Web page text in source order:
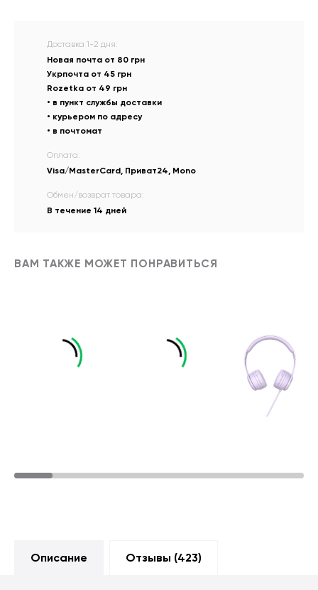
Доставка 1-2 дня:
Новая почта от 80 грн
Укрпочта от 45 грн
Rozetka от 49 грн
• в пункт службы доставки
• курьером по адресу
• в почтомат
Оплата:
Visa/MasterCard, Приват24, Mono
Обмен/возврат товара:
В течение 14 дней
ВАМ ТАКЖЕ МОЖЕТ ПОНРАВИТЬСЯ
Описание Отзывы (423)